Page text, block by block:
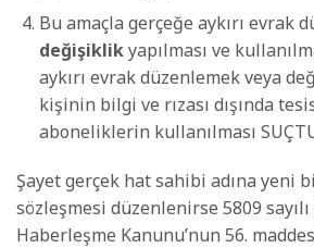
Bu amaçla gerçeğe aykırı evrak
değişiklikyapılması ve
aykırı evrak düzenlemek veya
kişinin bilgi ve rızası dışında
aboneliklerin kullanılması
Şayet gerçek hat sahibi adına yeni
sözleşmesi düzenlenirse 5809
Haberleşme Kanunu’nun 56.